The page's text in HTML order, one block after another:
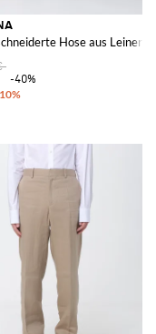
Hose aus
-40%